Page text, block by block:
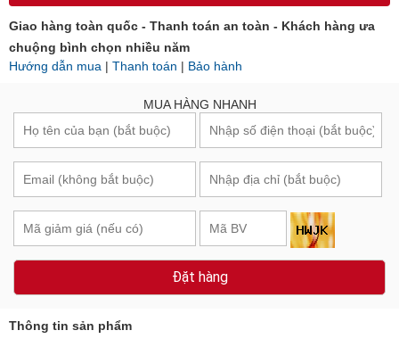
Giao hàng toàn quốc - Thanh toán an toàn - Khách hàng ưa
chuộng bình chọn nhiều năm
Hướng dẫn mua | Thanh toán | Bảo hành
MUA HÀNG NHANH
Đặt hàng
Thông tin sản phẩm